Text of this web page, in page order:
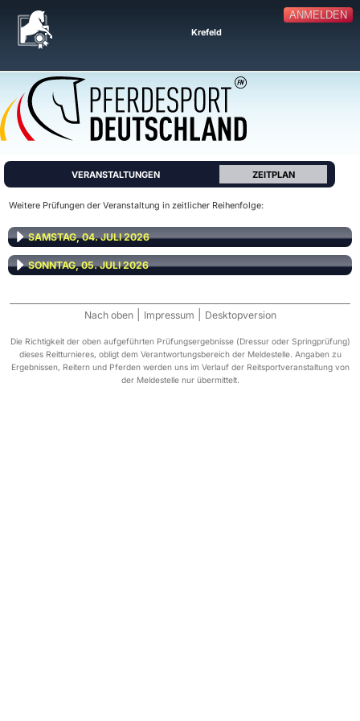
ANMELDEN
Krefeld
VERANSTALTUNGEN ZEITPLAN
Weitere Prüfungen der Veranstaltung in zeitlicher Reihenfolge:
SAMSTAG, 04. JULI 2026
SONNTAG, 05. JULI 2026
Nach oben Impressum Desktopversion
Die Richtigkeit der oben aufgeführten Prüfungsergebnisse (Dressur oder Springprüfung)
dieses Reitturnieres, obligt dem Verantwortungsbereich der Meldestelle. Angaben zu
Ergebnissen, Reitern und Pferden werden uns im Verlauf der Reitsportveranstaltung von
der Meldestelle nur übermittelt.